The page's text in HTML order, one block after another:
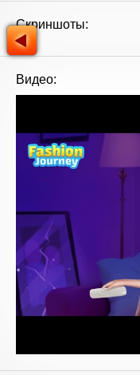
Скриншоты:
Видео: